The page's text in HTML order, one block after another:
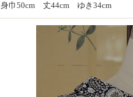
身巾50cm 丈44cm ゆき34cm